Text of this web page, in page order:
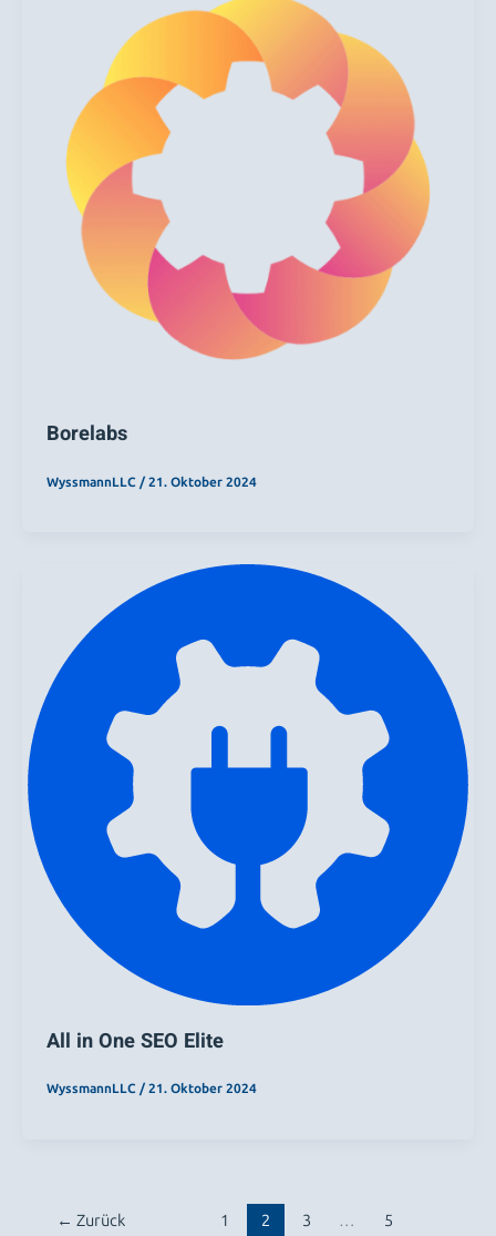
Borelabs
WyssmannLLC / 21. Oktober 2024
All in One SEO Elite
WyssmannLLC / 21. Oktober 2024
← Zurück 1 2 3 …
5